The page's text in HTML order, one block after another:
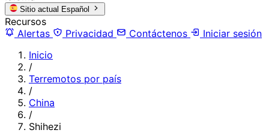
Sitio actual Español
Recursos
Alertas
Privacidad Contáctenos
Iniciar sesión
Inicio
/
Terremotos por país
/
China
/
Shihezi